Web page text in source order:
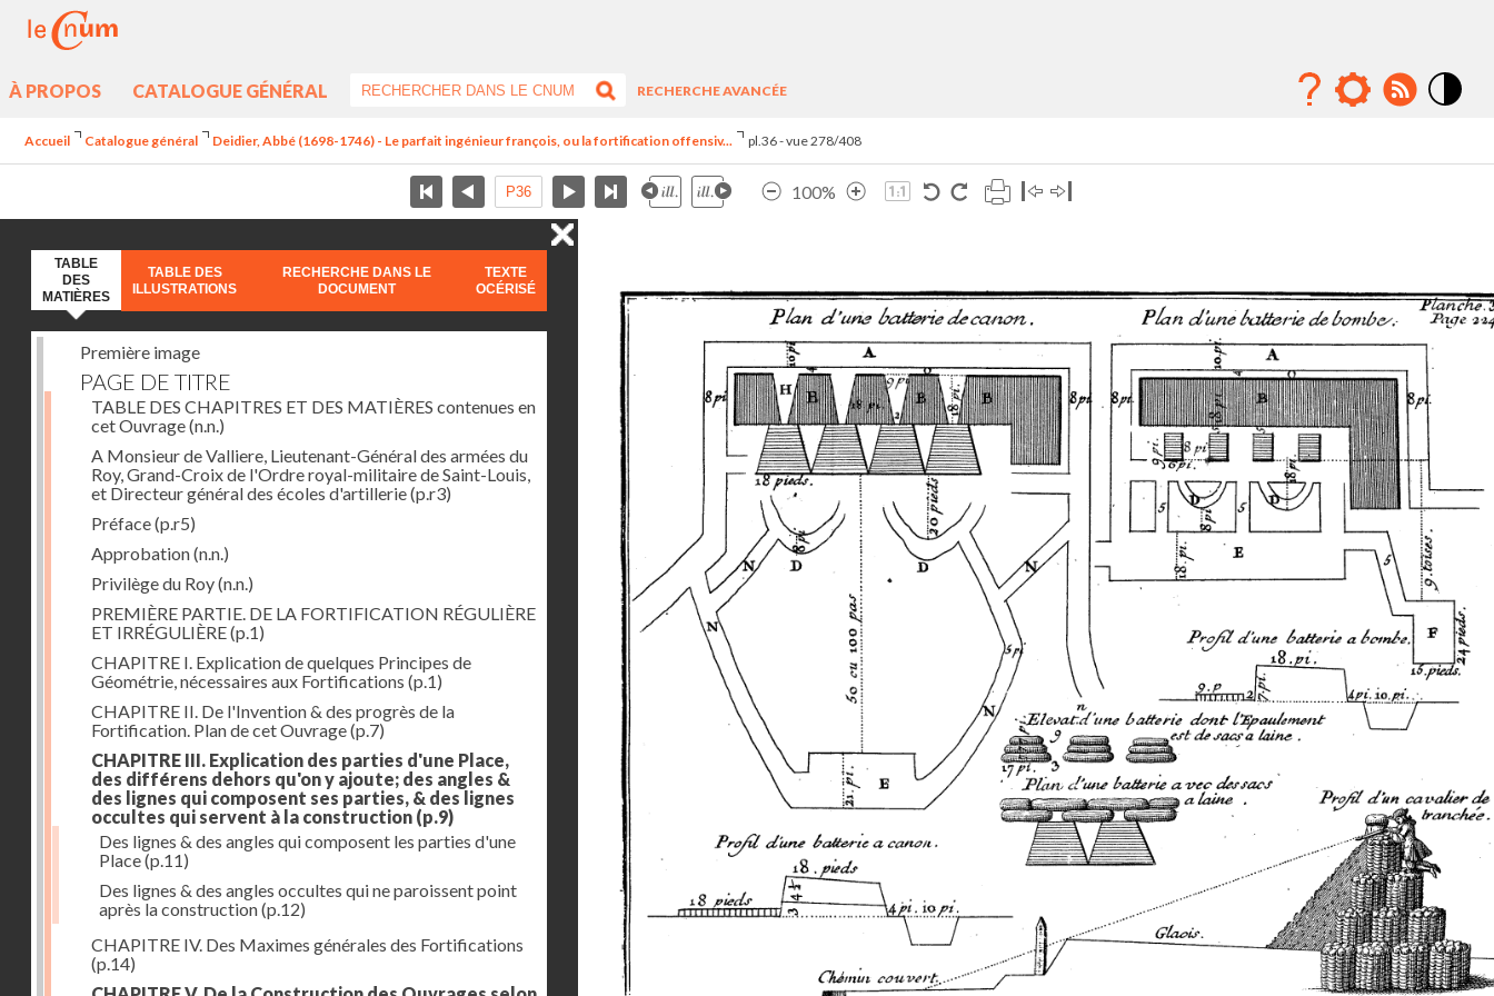
À PROPOS CATALOGUE GÉNÉRAL
RECHERCHE AVANCÉE
Accueil Catalogue général Deidier, Abbé (1698-1746) - Le parfait ingénieur françois, ou la fortification offensiv... pl.36 - vue 278/408
100%
TABLE
DES
MATIÈRES
TABLE DES
ILLUSTRATIONS
RECHERCHE DANS LE
DOCUMENT
TEXTE
OCÉRISÉ
Première image
PAGE DE TITRE
TABLE DES CHAPITRES ET DES MATIÈRES contenues en
cet Ouvrage(n.n.)
A Monsieur de Valliere, Lieutenant-Général des armées du
Roy, Grand-Croix de l'Ordre royal-militaire de Saint-Louis,
et Directeur général des écoles d'artillerie(p.r3)
Préface(p.r5)
Approbation(n.n.)
Privilège du Roy(n.n.)
PREMIÈRE PARTIE. DE LA FORTIFICATION RÉGULIÈRE
ET IRRÉGULIÈRE(p.1)
CHAPITRE I. Explication de quelques Principes de
Géométrie, nécessaires aux Fortifications (p.1)
CHAPITRE II. De l'Invention & des progrès de la
Fortification. Plan de cet Ouvrage(p.7)
CHAPITRE III. Explication des parties d'une Place,
des différens dehors qu'on y ajoute; des angles &
des lignes qui composent ses parties, & des lignes
occultes qui servent à la construction (p.9)
Des lignes & des angles qui composent les parties d'une
Place(p.11)
Des lignes & des angles occultes qui ne paroissent point
après la construction(p.12)
CHAPITRE IV. Des Maximes générales des Fortifications
(p.14)